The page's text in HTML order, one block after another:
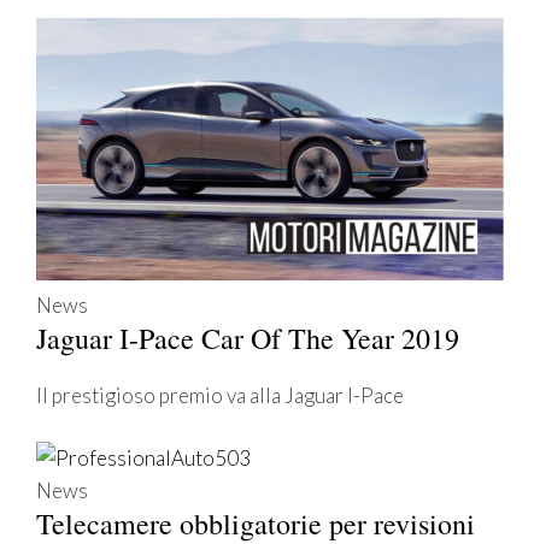
News
Jaguar I-Pace Car Of The Year 2019
Il prestigioso premio va alla Jaguar I-Pace
News
Telecamere obbligatorie per revisioni